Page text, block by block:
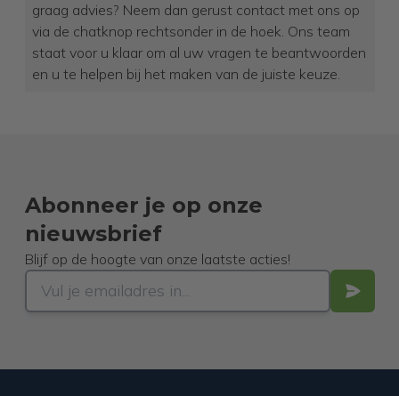
graag advies? Neem dan gerust contact met ons op
via de chatknop rechtsonder in de hoek. Ons team
staat voor u klaar om al uw vragen te beantwoorden
en u te helpen bij het maken van de juiste keuze.
Abonneer je op onze
nieuwsbrief
Blijf op de hoogte van onze laatste acties!